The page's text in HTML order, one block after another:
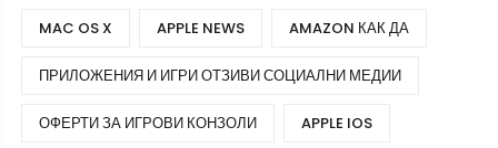
MAC OS X APPLE NEWS AMAZON КАК ДА
ПРИЛОЖЕНИЯ И ИГРИ ОТЗИВИ СОЦИАЛНИ МЕДИИ
ОФЕРТИ ЗА ИГРОВИ КОНЗОЛИ APPLE IOS